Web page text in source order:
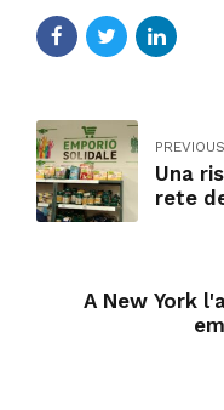
PREVIOUS
Una
rete
A New York l'abbraccio con gli